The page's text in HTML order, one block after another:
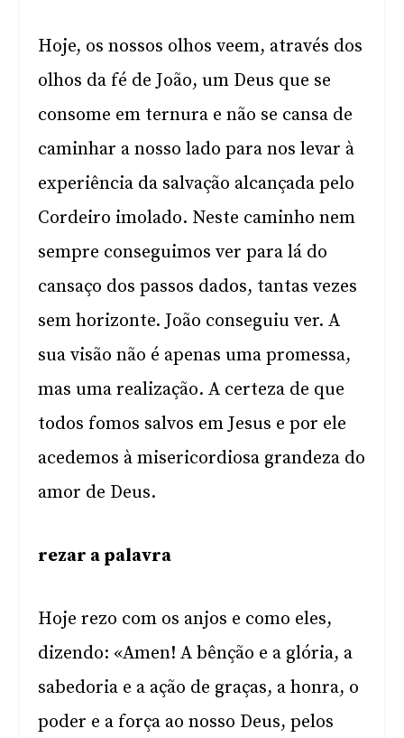
Hoje, os nossos olhos veem, através dos
olhos da fé de João, um Deus que se
consome em ternura e não se cansa de
caminhar a nosso lado para nos levar à
experiência da salvação alcançada pelo
Cordeiro imolado. Neste caminho nem
sempre conseguimos ver para lá do
cansaço dos passos dados, tantas vezes
sem horizonte. João conseguiu ver. A
sua visão não é apenas uma promessa,
mas uma realização. A certeza de que
todos fomos salvos em Jesus e por ele
acedemos à misericordiosa grandeza do
amor de Deus.
rezar a palavra
Hoje rezo com os anjos e como eles,
dizendo: «Amen! A bênção e a glória, a
sabedoria e a ação de graças, a honra, o
poder e a força ao nosso Deus, pelos